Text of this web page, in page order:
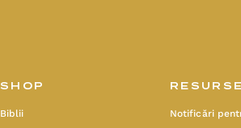
SHOP
Biblii
RESURSE
Notificări